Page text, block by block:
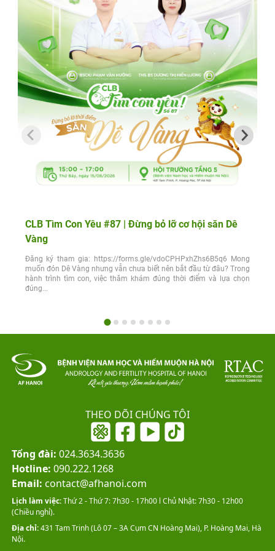
CLB Tìm Con Yêu #87 | Đừng bỏ lỡ cơ hội săn Dê
Vàng
Đăng ký tham gia: https://forms.gle/vdoCPHPxhZhs6B5q6 Mong
muốn đón Dê Vàng nhưng vẫn chưa biết nên bắt đầu từ đâu? Trong
hành trình tìm con, việc thăm khám đúng thời điểm và lựa chọn
đúng...
THEO DÕI CHÚNG TÔI
Tổng đài: 024.3634.3636
Hotline: 090.222.1268
Email: contact@afhanoi.com
Lịch làm việc:Thứ 2 - Thứ 7: 7h30 - 17h00 l Chủ Nhật: 7h30 - 12h00
(Chiều nghỉ).
Địa chỉ:431 Tam Trinh (Lô 07 – 3A Cụm CN Hoàng Mai), P. Hoàng Mai, Hà
Nội.